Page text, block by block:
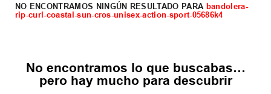
bandolera-
rip-curl-coastal-sun-cros-unisex-action-sport-05686k4
No encontramos lo que buscabas…
pero hay mucho para descubrir